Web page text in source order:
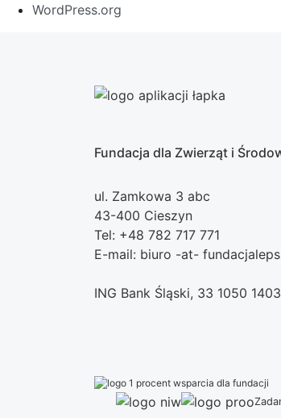
WordPress.org
Fundacja dla Zwierząt i
ul. Zamkowa 3 abc
43-400 Cieszyn
Tel: +48 782 717 771
E-mail: biuro -at-
ING Bank Śląski, 33 1050